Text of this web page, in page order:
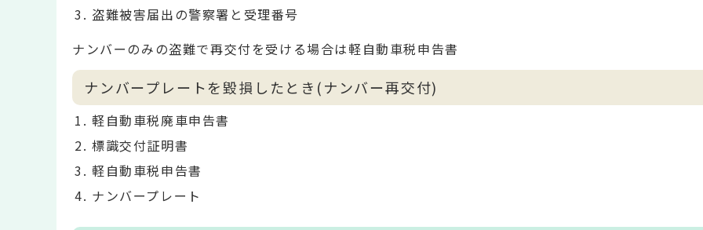
盗難被害届出の警察署と受理番号
ナンバーのみの盗難で再交付を受ける場合は軽自動車税申告書
ナンバープレートを毀損したとき(ナンバー再交付)
軽自動車税廃車申告書
標識交付証明書
軽自動車税申告書
ナンバープレート